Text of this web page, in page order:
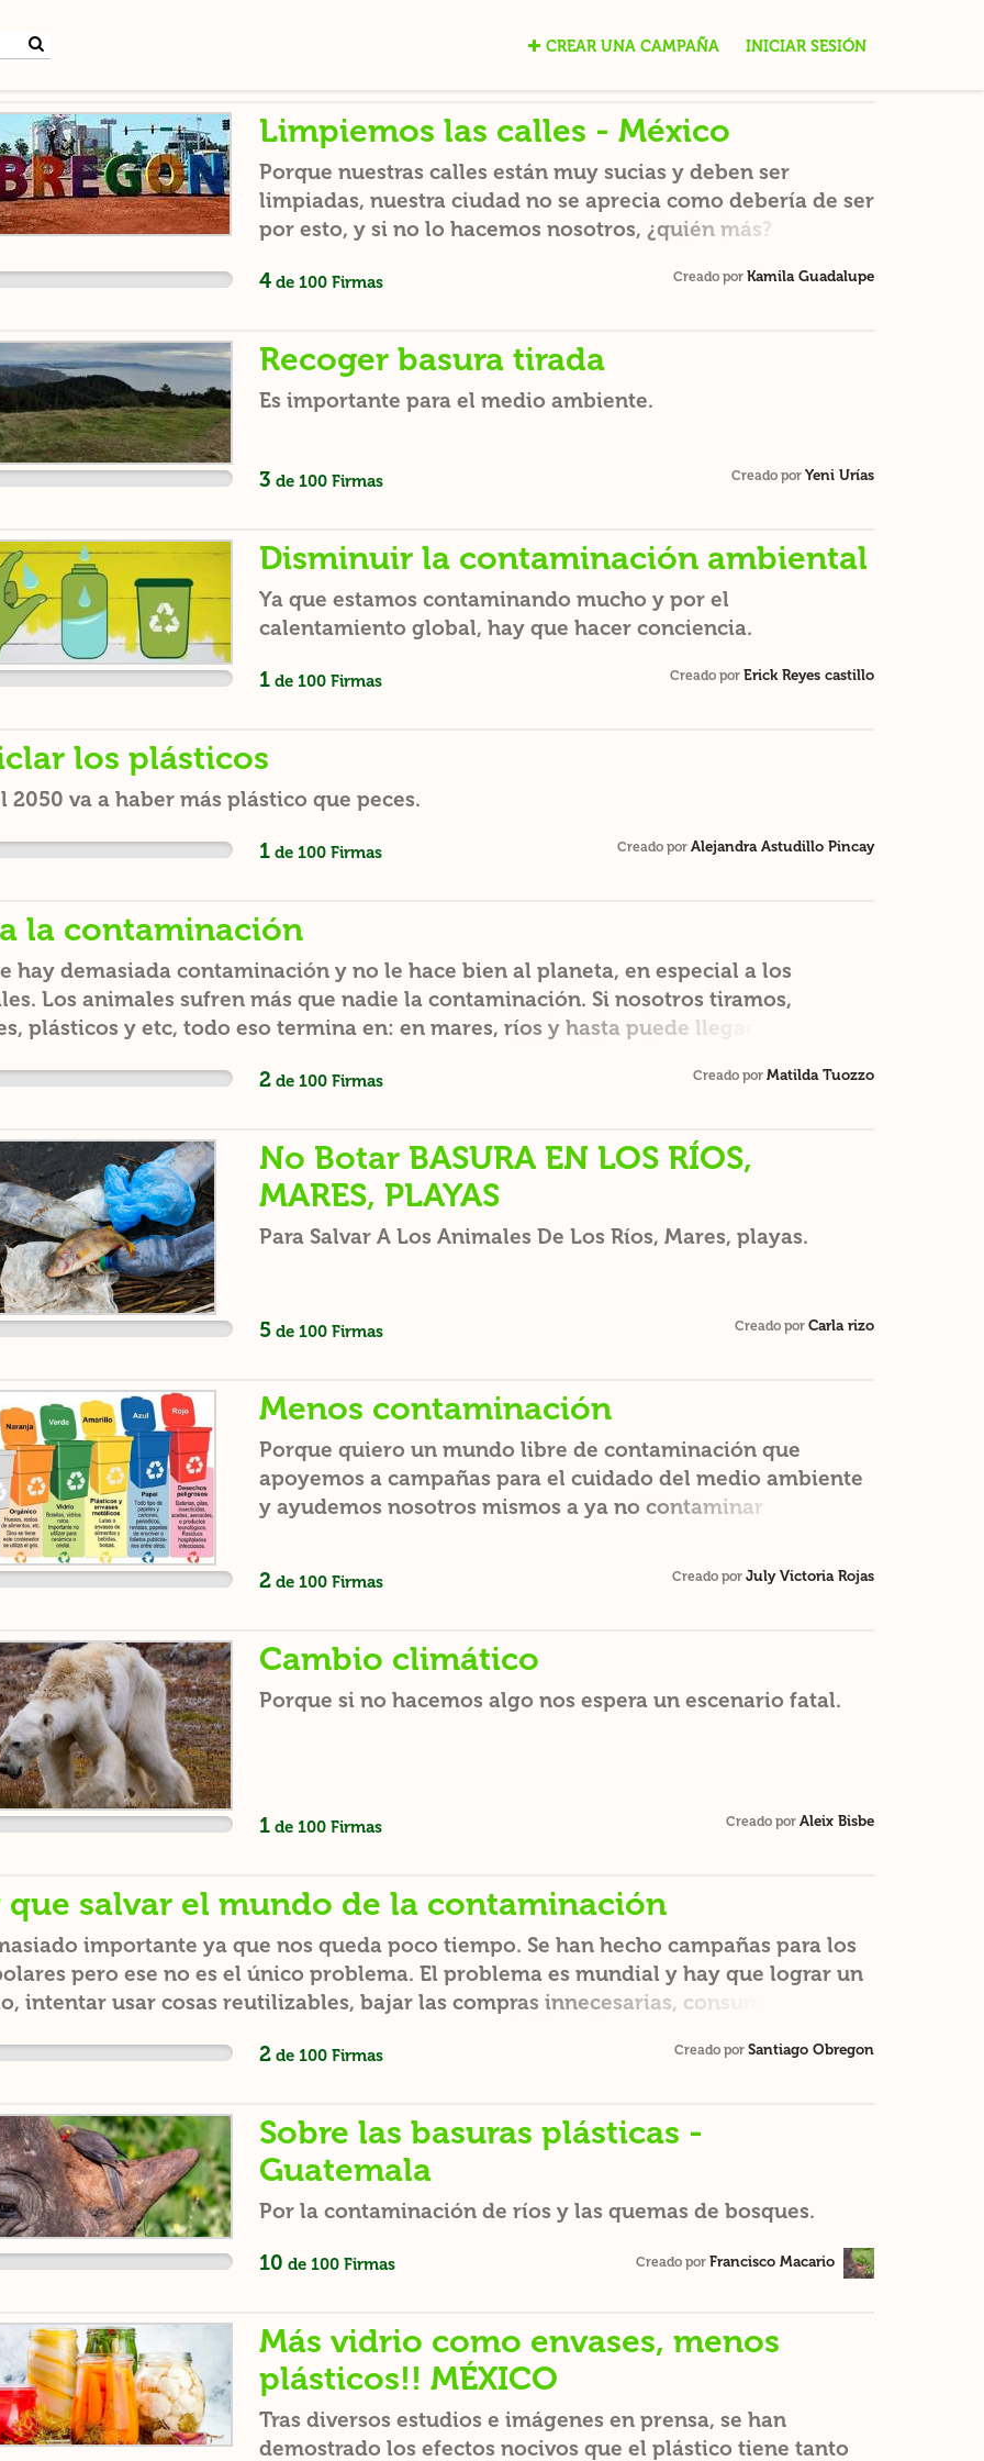
CREAR UNA CAMPAÑA INICIAR SESIÓN
Limpiemos las calles - México
Porque nuestras calles están muy sucias y deben ser
limpiadas, nuestra ciudad no se aprecia como debería de ser
por esto, y si no lo hacemos nosotros, ¿quién más?
4de 100Firmas Creado por Kamila Guadalupe
Recoger basura tirada
Es importante para el medio ambiente.
3 de 100Firmas Creado por Yeni Urías
Disminuir la contaminación ambiental
Ya que estamos contaminando mucho y por el
calentamiento global, hay que hacer conciencia.
1de 100Firmas Creado por Erick Reyes castillo
los plásticos
2050 va a haber más plástico que peces.
1de 100Firmas Creado por Alejandra Astudillo Pincay
la contaminación
hay demasiada contaminación y no le hace bien al planeta, en especial a los
Los animales sufren más que nadie la contaminación. Si nosotros tiramos,
plásticos y etc, todo eso termina en: en mares, ríos y hasta puede llegar a algunas
mueren. Así que si me das una mano, firmando, reciclando y tirando la basura en
muchísimo.
2de 100Firmas Creado por Matilda Tuozzo
No Botar BASURA EN LOS RÍOS,
MARES, PLAYAS
Para Salvar A Los Animales De Los Ríos, Mares, playas.
5de 100Firmas Creado por Carla rizo
Menos contaminación
Porque quiero un mundo libre de contaminación que
apoyemos a campañas para el cuidado del medio ambiente
y ayudemos nosotros mismos a ya no contaminar
2de 100Firmas Creado por July Victoria Rojas
Cambio climático
Porque si no hacemos algo nos espera un escenario fatal.
1de 100Firmas Creado por Aleix Bisbe
que salvar el mundo de la contaminación
importante ya que nos queda poco tiempo. Se han hecho campañas para los
pero ese no es el único problema. El problema es mundial y hay que lograr un
intentar usar cosas reutilizables, bajar las compras innecesarias, consumir menos
tiempo.
2de 100Firmas Creado por Santiago Obregon
Sobre las basuras plásticas -
Guatemala
Por la contaminación de ríos y las quemas de bosques.
10 de 100Firmas Creado por Francisco Macario
Más vidrio como envases, menos
plásticos!! MÉXICO
Tras diversos estudios e imágenes en prensa, se han
demostrado los efectos nocivos que el plástico tiene tanto